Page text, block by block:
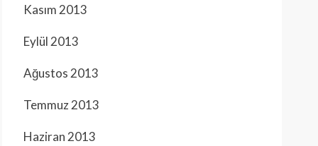
Kasım 2013
Eylül 2013
Ağustos 2013
Temmuz 2013
Haziran 2013